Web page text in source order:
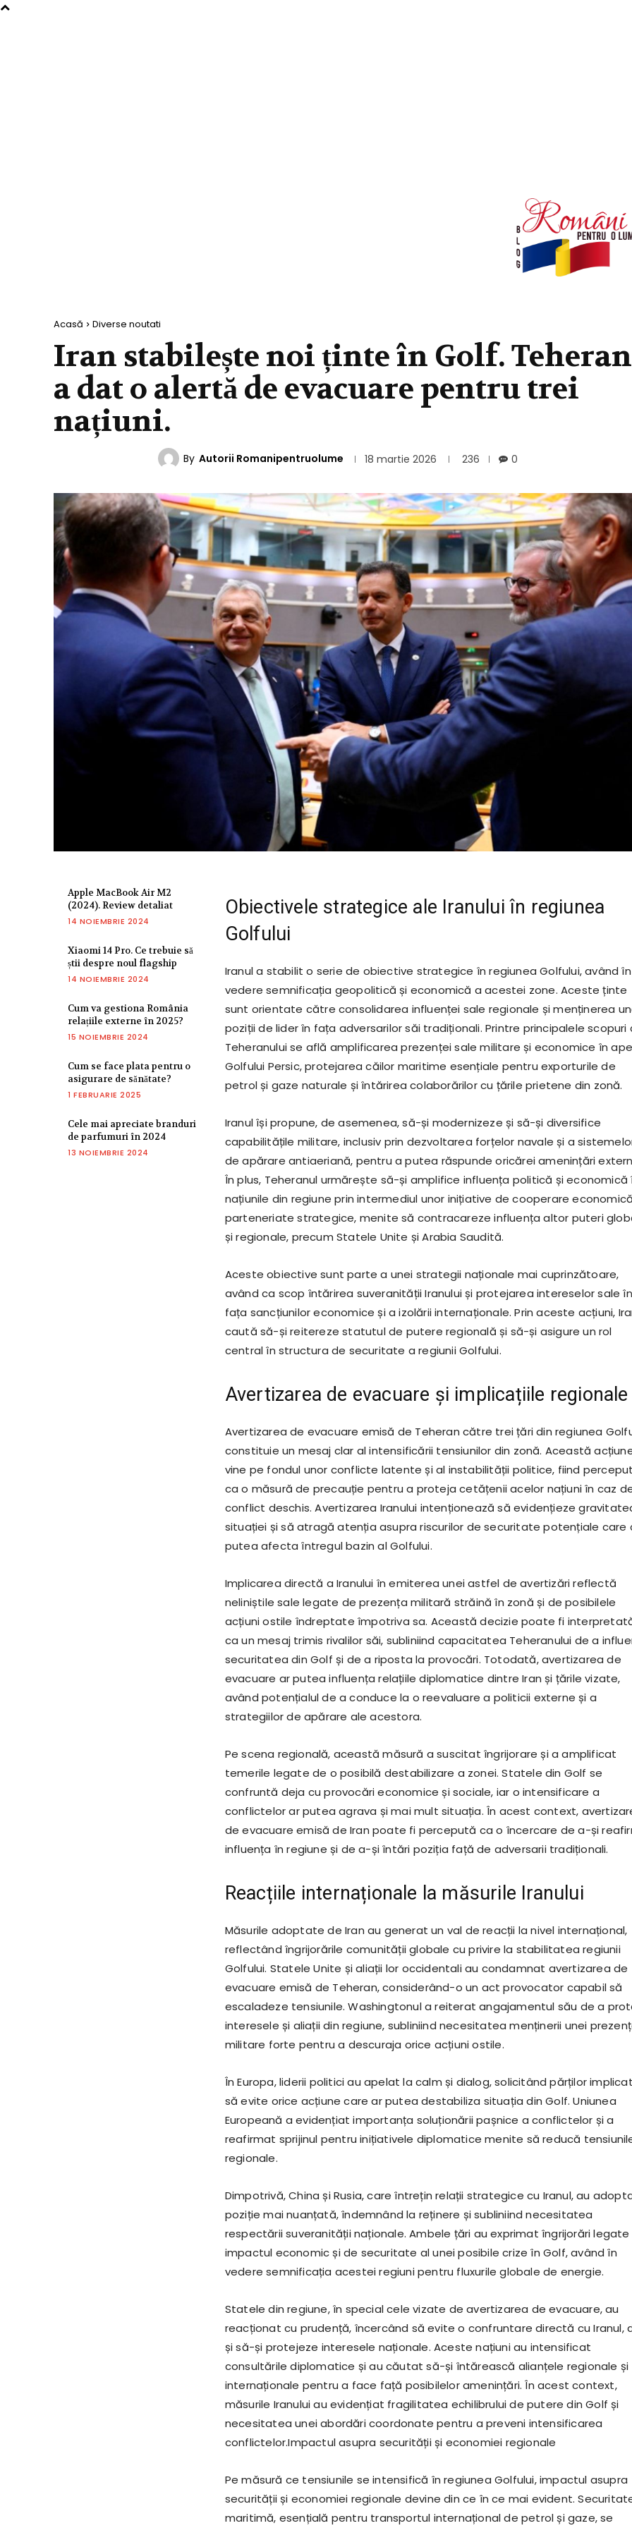
Acasă Diverse noutati
Iran stabilește noi ținte în Golf. Teheran
a dat o alertă de evacuare pentru trei
națiuni.
By Autorii Romanipentruolume 18 martie 2026 236 0
Apple MacBook Air M2
(2024). Review detaliat
14 NOIEMBRIE 2024
Xiaomi 14 Pro. Ce trebuie să
știi despre noul flagship
14 NOIEMBRIE 2024
Cum va gestiona România
relațiile externe în 2025?
15 NOIEMBRIE 2024
Cum se face plata pentru o
asigurare de sănătate?
1 FEBRUARIE 2025
Cele mai apreciate branduri
de parfumuri în 2024
13 NOIEMBRIE 2024
Obiectivele strategice ale Iranului în regiunea
Golfului
Iranul a stabilit o serie de obiective strategice în regiunea Golfului, având în
vedere semnificația geopolitică și economică a acestei zone. Aceste ținte
sunt orientate către consolidarea influenței sale regionale și menținerea
poziții de lider în fața adversarilor săi tradiționali. Printre principalele scopuri
Teheranului se află amplificarea prezenței sale militare și economice în
Golfului Persic, protejarea căilor maritime esențiale pentru exporturile de
petrol și gaze naturale și întărirea colaborărilor cu țările prietene din zonă.
Iranul își propune, de asemenea, să-și modernizeze și să-și diversifice
capabilitățile militare, inclusiv prin dezvoltarea forțelor navale și a
de apărare antiaeriană, pentru a putea răspunde oricărei amenințări
În plus, Teheranul urmărește să-și amplifice influența politică și economică
națiunile din regiune prin intermediul unor inițiative de cooperare
parteneriate strategice, menite să contracareze influența altor puteri
și regionale, precum Statele Unite și Arabia Saudită.
Aceste obiective sunt parte a unei strategii naționale mai cuprinzătoare,
având ca scop întărirea suveranității Iranului și protejarea intereselor sale în
fața sancțiunilor economice și a izolării internaționale. Prin aceste acțiuni,
caută să-și reitereze statutul de putere regională și să-și asigure un rol
central în structura de securitate a regiunii Golfului.
Avertizarea de evacuare și implicațiile regionale
Avertizarea de evacuare emisă de Teheran către trei țări din regiunea
constituie un mesaj clar al intensificării tensiunilor din zonă. Această
vine pe fondul unor conflicte latente și al instabilității politice, fiind
ca o măsură de precauție pentru a proteja cetățenii acelor națiuni în caz
conflict deschis. Avertizarea Iranului intenționează să evidențieze
situației și să atragă atenția asupra riscurilor de securitate potențiale care
putea afecta întregul bazin al Golfului.
Implicarea directă a Iranului în emiterea unei astfel de avertizări reflectă
neliniștile sale legate de prezența militară străină în zonă și de posibilele
acțiuni ostile îndreptate împotriva sa. Această decizie poate fi
ca un mesaj trimis rivalilor săi, subliniind capacitatea Teheranului de a
securitatea din Golf și de a riposta la provocări. Totodată, avertizarea de
evacuare ar putea influența relațiile diplomatice dintre Iran și țările vizate,
având potențialul de a conduce la o reevaluare a politicii externe și a
strategiilor de apărare ale acestora.
Pe scena regională, această măsură a suscitat îngrijorare și a amplificat
temerile legate de o posibilă destabilizare a zonei. Statele din Golf se
confruntă deja cu provocări economice și sociale, iar o intensificare a
conflictelor ar putea agrava și mai mult situația. În acest context,
de evacuare emisă de Iran poate fi percepută ca o încercare de a-și
influența în regiune și de a-și întări poziția față de adversarii tradiționali.
Reacțiile internaționale la măsurile Iranului
Măsurile adoptate de Iran au generat un val de reacții la nivel internațional,
reflectând îngrijorările comunității globale cu privire la stabilitatea regiunii
Golfului. Statele Unite și aliații lor occidentali au condamnat avertizarea de
evacuare emisă de Teheran, considerând-o un act provocator capabil să
escaladeze tensiunile. Washingtonul a reiterat angajamentul său de a
interesele și aliații din regiune, subliniind necesitatea menținerii unei
militare forte pentru a descuraja orice acțiuni ostile.
În Europa, liderii politici au apelat la calm și dialog, solicitând părților
să evite orice acțiune care ar putea destabiliza situația din Golf. Uniunea
Europeană a evidențiat importanța soluționării pașnice a conflictelor și a
reafirmat sprijinul pentru inițiativele diplomatice menite să reducă
regionale.
Dimpotrivă, China și Rusia, care întrețin relații strategice cu Iranul, au
poziție mai nuanțată, îndemnând la reținere și subliniind necesitatea
respectării suveranității naționale. Ambele țări au exprimat îngrijorări legate
impactul economic și de securitate al unei posibile crize în Golf, având în
vedere semnificația acestei regiuni pentru fluxurile globale de energie.
Statele din regiune, în special cele vizate de avertizarea de evacuare, au
reacționat cu prudență, încercând să evite o confruntare directă cu Iranul,
și să-și protejeze interesele naționale. Aceste națiuni au intensificat
consultările diplomatice și au căutat să-și întărească alianțele regionale și
internaționale pentru a face față posibilelor amenințări. În acest context,
măsurile Iranului au evidențiat fragilitatea echilibrului de putere din Golf și
necesitatea unei abordări coordonate pentru a preveni intensificarea
conflictelor.Impactul asupra securității și economiei regionale
Pe măsură ce tensiunile se intensifică în regiunea Golfului, impactul asupra
securității și economiei regionale devine din ce în ce mai evident.
maritimă, esențială pentru transportul internațional de petrol și gaze, se